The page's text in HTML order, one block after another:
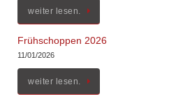
weiter lesen.
Frühschoppen 2026
11/01/2026
weiter lesen.